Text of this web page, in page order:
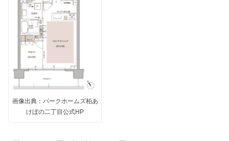
画像出典：パークホームズ柏あ
けぼの二丁目公式HP